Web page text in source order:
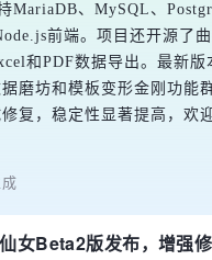
MariaDB、MySQL、
前端。项目还开源了
和PDF数据导出。最新版
磨坊和模板变形金刚功能
复，稳定性显著提高，欢
女Beta2版发布，增强